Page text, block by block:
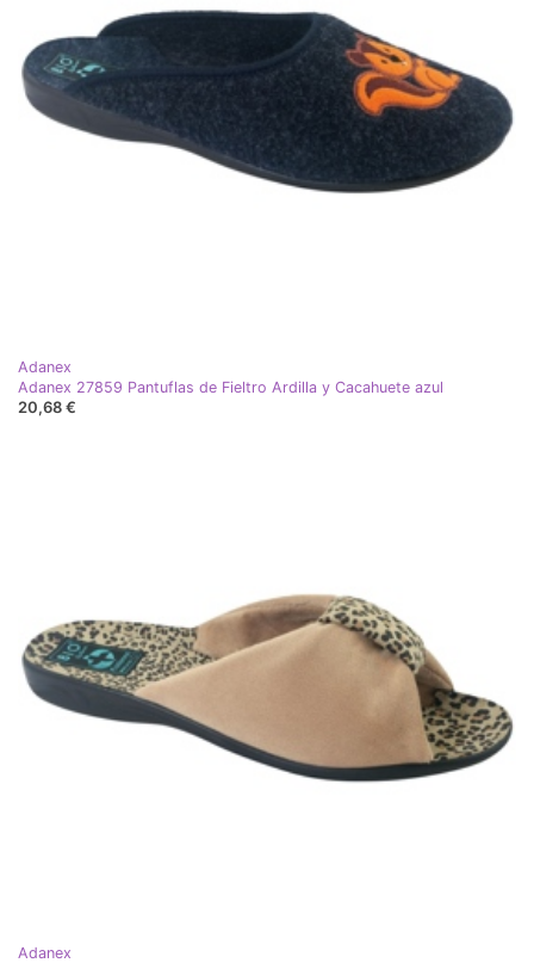
Adanex
Adanex 27859 Pantuflas de Fieltro Ardilla y Cacahuete azul
20,68 €
Adanex